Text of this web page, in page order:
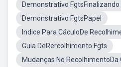
Demonstrativo FgtsFinalizando
Demonstrativo FgtsPapel
Indice Para CáculoDe
Guia DeRercolhimento Fgts
Mudanças No RecolhimentoDa